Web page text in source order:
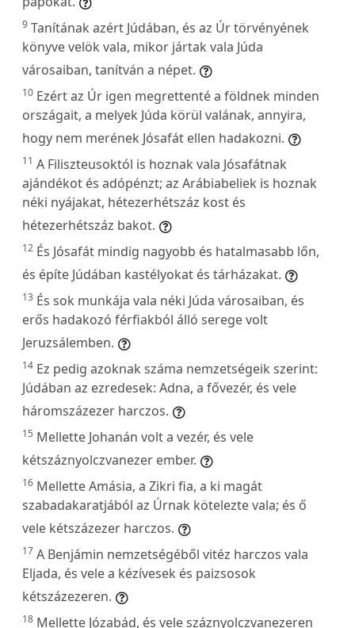
9 Tanítának azért Júdában, és az Úr törvényének
könyve velök vala, mikor jártak vala Júda
városaiban, tanítván a népet.
10 Ezért az Úr igen megrettenté a földnek minden
országait, a melyek Júda körül valának, annyira,
hogy nem merének Jósafát ellen hadakozni.
11 A Filiszteusoktól is hoznak vala Jósafátnak
ajándékot és adópénzt; az Arábiabeliek is hoznak
néki nyájakat, hétezerhétszáz kost és
hétezerhétszáz bakot.
12 És Jósafát mindig nagyobb és hatalmasabb lőn,
és építe Júdában kastélyokat és tárházakat.
13 És sok munkája vala néki Júda városaiban, és
erős hadakozó férfiakból álló serege volt
Jeruzsálemben.
14 Ez pedig azoknak száma nemzetségeik szerint:
Júdában az ezredesek: Adna, a fővezér, és vele
háromszázezer harczos.
15 Mellette Johanán volt a vezér, és vele
kétszáznyolczvanezer ember.
16 Mellette Amásia, a Zikri fia, a ki magát
szabadakaratjából az Úrnak kötelezte vala; és ő
vele kétszázezer harczos.
17 A Benjámin nemzetségéből vitéz harczos vala
Eljada, és vele a kézívesek és paizsosok
kétszázezeren.
18 Mellette Józabád, és vele száznyolczvanezeren